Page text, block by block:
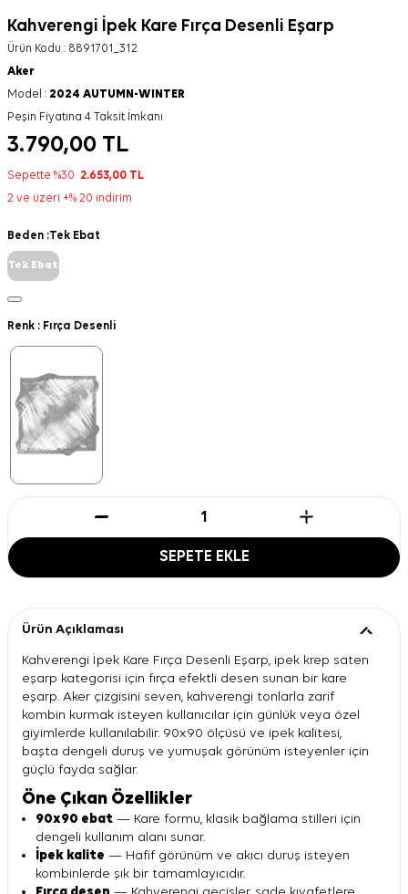
Kahverengi İpek Kare Fırça Desenli Eşarp
Ürün Kodu : 8891701_312
Aker
Model : 2024 AUTUMN-WINTER
Peşin Fiyatına 4 Taksit İmkanı
3.790,00 TL
Sepette %30 2.653,00 TL
2 ve üzeri +% 20 indirim
Beden :Tek Ebat
Tek Ebat
Renk : Fırça Desenli
SEPETE EKLE
Ürün Açıklaması
Kahverengi İpek Kare Fırça Desenli Eşarp, ipek krep saten
eşarp kategorisi için fırça efektli desen sunan bir kare
eşarp. Aker çizgisini seven, kahverengi tonlarla zarif
kombin kurmak isteyen kullanıcılar için günlük veya özel
giyimlerde kullanılabilir. 90x90 ölçüsü ve ipek kalitesi,
başta dengeli duruş ve yumuşak görünüm isteyenler için
güçlü fayda sağlar.
Öne Çıkan Özellikler
90x90 ebat — Kare formu, klasik bağlama stilleri için
dengeli kullanım alanı sunar.
İpek kalite — Hafif görünüm ve akıcı duruş isteyen
kombinlerde şık bir tamamlayıcıdır.